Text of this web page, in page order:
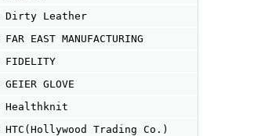
Dirty Leather
FAR EAST MANUFACTURING
FIDELITY
GEIER GLOVE
Healthknit
HTC(Hollywood Trading Co.)